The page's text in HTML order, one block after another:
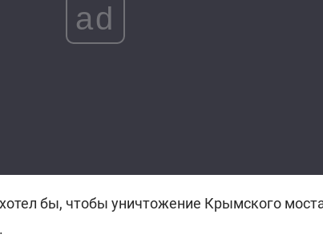
ad
бы, чтобы уничтожение Крымского